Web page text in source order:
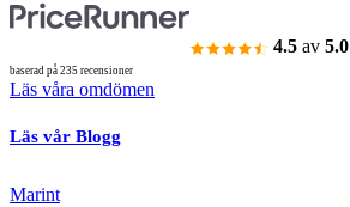
4.5 av 5.0
baserad på 235 recensioner
Läs våra omdömen
Läs vår Blogg
Marint